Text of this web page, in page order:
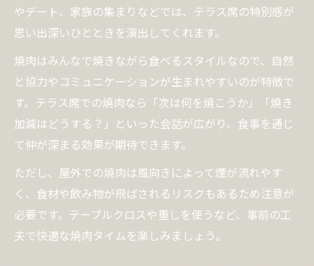
やデート、家族の集まりなどでは、テラス席の特別感が
思い出深いひとときを演出してくれます。
焼肉はみんなで焼きながら食べるスタイルなので、自然
と協力やコミュニケーションが生まれやすいのが特徴で
す。テラス席での焼肉なら「次は何を焼こうか」「焼き
加減はどうする？」といった会話が広がり、食事を通じ
て仲が深まる効果が期待できます。
ただし、屋外での焼肉は風向きによって煙が流れやす
く、食材や飲み物が飛ばされるリスクもあるため注意が
必要です。テーブルクロスや重しを使うなど、事前の工
夫で快適な焼肉タイムを楽しみましょう。